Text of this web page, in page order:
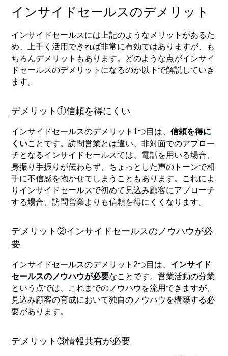
インサイドセールスのデメリット
インサイドセールスには上記のようなメリットがあるた
め、上手く活用できれば非常に有効ではありますが、も
ちろんデメリットもあります。どのような点がインサイ
ドセールスのデメリットになるのか以下で解説していき
ます。
デメリット①信頼を得にくい
インサイドセールスのデメリット1つ目は、信頼を得に
くいことです。訪問営業とは違い、非対面でのアプロー
チとなるインサイドセールスでは、電話を用いる場合、
身振り手振りが伝わらず、ちょっとした声のトーンで相
手に不信感を抱かせてしまうこともあります。これによ
りインサイドセールスで初めて見込み顧客にアプローチ
する場合、訪問営業よりも信頼を得にくくなります。
デメリット②インサイドセールスのノウハウが必
要
インサイドセールスのデメリット2つ目は、 インサイド
セールスのノウハウが必要なことです。営業活動の分業
という点では、これまでのノウハウを流用できますが、
見込み顧客の育成において独自のノウハウを構築する必
要があります。
デメリット③情報共有が必要